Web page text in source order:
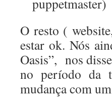
puppetmaster)
O resto (
estar ok. Nós
Oasis”, nos
no período da
mudança com